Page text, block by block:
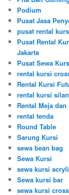
Podium
Pusat Jasa
pusat rental
Pusat Rental
Jakarta
Pusat Sewa
rental kursi
Rental Kursi
rental kursi
Rental Meja
rental tenda
Round Table
Sarung Kursi
sewa bean bag
Sewa Kursi
sewa kursi
Sewa kursi bar
sewa kursi